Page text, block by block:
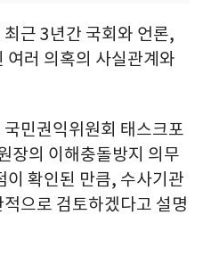
근 3년간 국회와 언론,
여러 의혹의 사실관계와
민권익위원회 태스크포
장의 이해충돌방지 의무
이 확인된 만큼, 수사기관
으로 검토하겠다고 설명